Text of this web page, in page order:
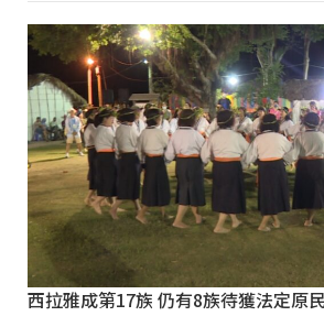
西拉雅成第17族 仍有8族待獲法定原